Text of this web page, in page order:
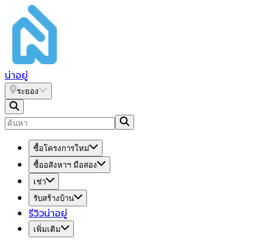
น่าอยู่
ระยอง
ซื้อโครงการใหม่
ซื้ออสังหาฯ มือสอง
เช่า
รับสร้างบ้าน
รีวิวน่าอยู่
เพิ่มเติม